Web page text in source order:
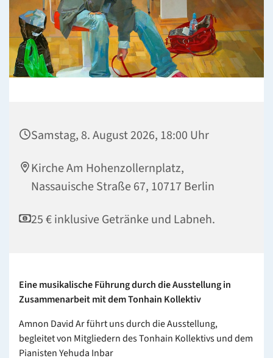
Samstag, 8. August 2026, 18:00 Uhr
Kirche Am Hohenzollernplatz,
Nassauische Straße 67, 10717 Berlin
25 € inklusive Getränke und Labneh.
Eine musikalische Führung durch die Ausstellung in
Zusammenarbeit mit demTonhain Kollektiv
Amnon David Arführt uns durch die Ausstellung,
begleitet von Mitgliedern des Tonhain Kollektivs und dem
Pianisten Yehuda Inbar